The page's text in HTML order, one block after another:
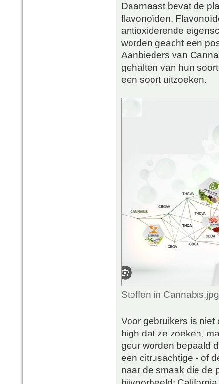
Daarnaast bevat de
flavonoïden.
antioxiderende
worden geacht een
Aanbieders van
gehalten van hun
een soort uitzoeken.
Stoffen in
Voor gebruikers is niet
high dat ze zoeken,
geur worden bepaald
een citrusachtige - of
naar de smaak die de